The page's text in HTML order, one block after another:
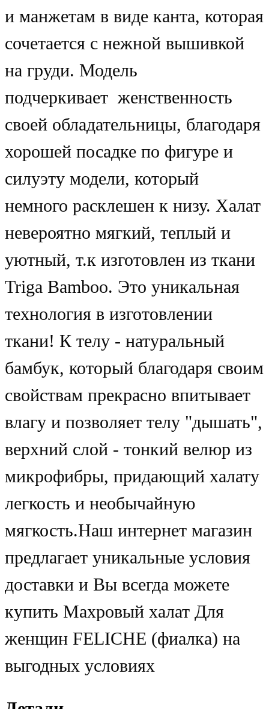
и манжетам в виде канта, которая
сочетается с нежной вышивкой
на груди. Модель
подчеркивает женственность
своей обладательницы, благодаря
хорошей посадке по фигуре и
силуэту модели, который
немного расклешен к низу. Халат
невероятно мягкий, теплый и
уютный, т.к изготовлен из ткани
Triga Bamboo. Это уникальная
технология в изготовлении
ткани! К телу - натуральный
бамбук, который благодаря своим
свойствам прекрасно впитывает
влагу и позволяет телу "дышать",
верхний слой - тонкий велюр из
микрофибры, придающий халату
легкость и необычайную
мягкость.Наш интернет магазин
предлагает уникальные условия
доставки и Вы всегда можете
купить Махровый халат Для
женщин FELICHE (фиалка) на
выгодных условиях